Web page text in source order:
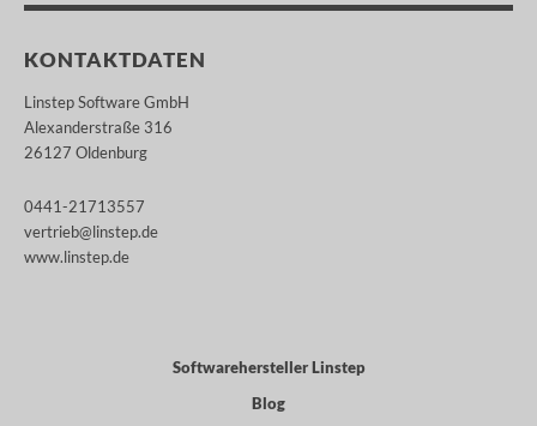
KONTAKTDATEN
Linstep Software GmbH
Alexanderstraße 316
26127 Oldenburg
0441-21713557
vertrieb@linstep.de
www.linstep.de
Softwarehersteller Linstep
Blog